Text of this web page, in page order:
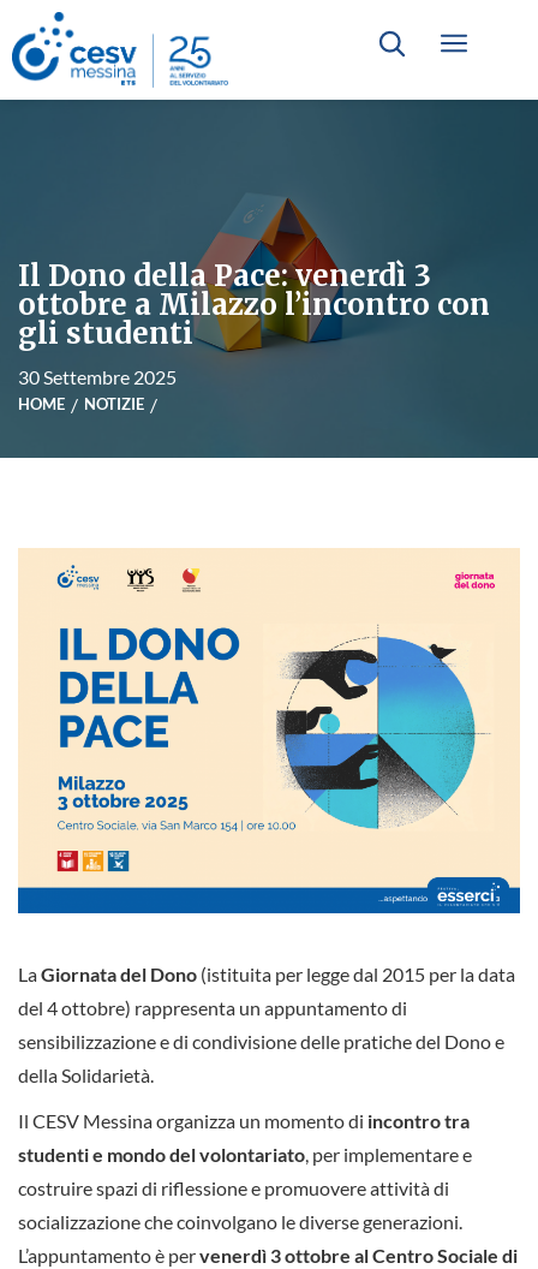
Il Dono della Pace: venerdì 3
ottobre a Milazzo l’incontro con
gli studenti
30 Settembre 2025
HOME NOTIZIE
LaGiornata del Dono (istituita per legge dal 2015 per la data
del 4 ottobre) rappresenta un appuntamento di
sensibilizzazione e di condivisione delle pratiche del Dono e
della Solidarietà.
Il CESV Messina organizza un momento di incontro tra
studenti e mondo del volontariato, per implementare e
costruire spazi di riflessione e promuovere attività di
socializzazione che coinvolgano le diverse generazioni.
L’appuntamento è pervenerdì 3 ottobre al Centro Sociale di